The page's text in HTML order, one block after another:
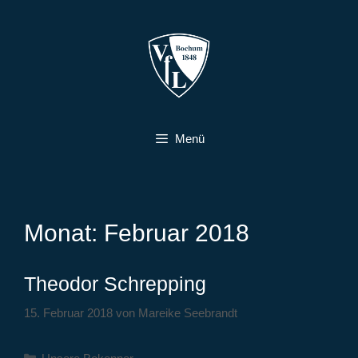
Menü
Monat: Februar 2018
Theodor Schrepping
15. Februar 2018 von Mareike Seebrandt
Kategorien